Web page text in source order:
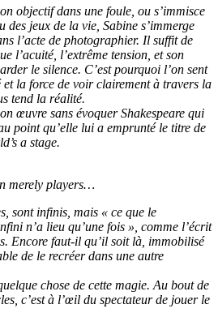
objectif dans une foule, ou s’immisce
des jeux de la vie, Sabine s’immerge
l’acte de photographier. Il suffit de
l’acuité, l’extrême tension, et son
le silence. C’est pourquoi l’on sent
et la force de voir clairement à travers la
tend la réalité.
œuvre sans évoquer Shakespeare qui
point qu’elle lui a emprunté le titre de
a stage.
merely players…
sont infinis, mais « ce que le
n’a lieu qu’une fois », comme l’écrit
Encore faut-il qu’il soit là, immobilisé
de le recréer dans une autre
chose de cette magie. Au bout de
c’est à l’œil du spectateur de jouer le